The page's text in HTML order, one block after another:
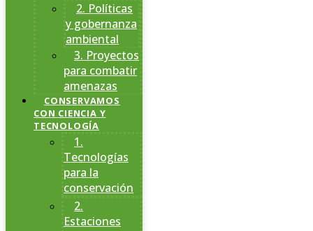
2. Políticas
y gobernanza
ambiental
3. Proyectos
para combatir
amenazas
CONSERVAMOS
CON CIENCIA Y
TECNOLOGÍA
1.
Tecnologías
para la
conservación
2.
Estaciones